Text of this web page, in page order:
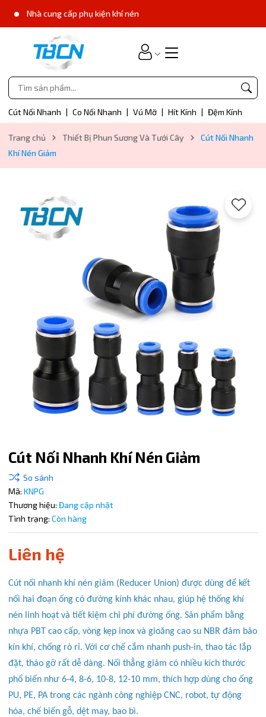
Nhà cung cấp phụ kiện khí nén
Cút Nối Nhanh | Co Nối Nhanh | Vú Mỡ | Hít Kính | Đệm Kính
Trang chủ Thiết Bị Phun Sương Và Tưới Cây
Cút Nối Nhanh
Khí Nén Giảm
Cút Nối Nhanh Khí Nén Giảm
Mã: KNPG
Thương hiệu: Đang cập nhật
Tình trạng: Còn hàng
Liên hệ
Cút nối nhanh khí nén giảm (Reducer Union) được dùng để kết
nối hai đoạn ống có đường kính khác nhau, giúp hệ thống khí
nén linh hoạt và tiết kiệm chi phí đường ống. Sản phẩm bằng
nhựa PBT cao cấp, vòng kẹp inox và gioăng cao su NBR đảm bảo
kín khí, chống rò rỉ. Với cơ chế cắm nhanh push-in, thao tác lắp
đặt, tháo gỡ rất dễ dàng. Nối thẳng giảm có nhiều kích thước
phổ biến như 6-4, 8-6, 10-8, 12-10 mm, thích hợp dùng cho ống
PU, PE, PA trong các ngành công nghiệp CNC, robot, tự động
hóa, chế biến gỗ, dệt may, bao bì.
Mã giảm giá:
Ngày hết hạn:
Copy mã và nhập mã ở trang